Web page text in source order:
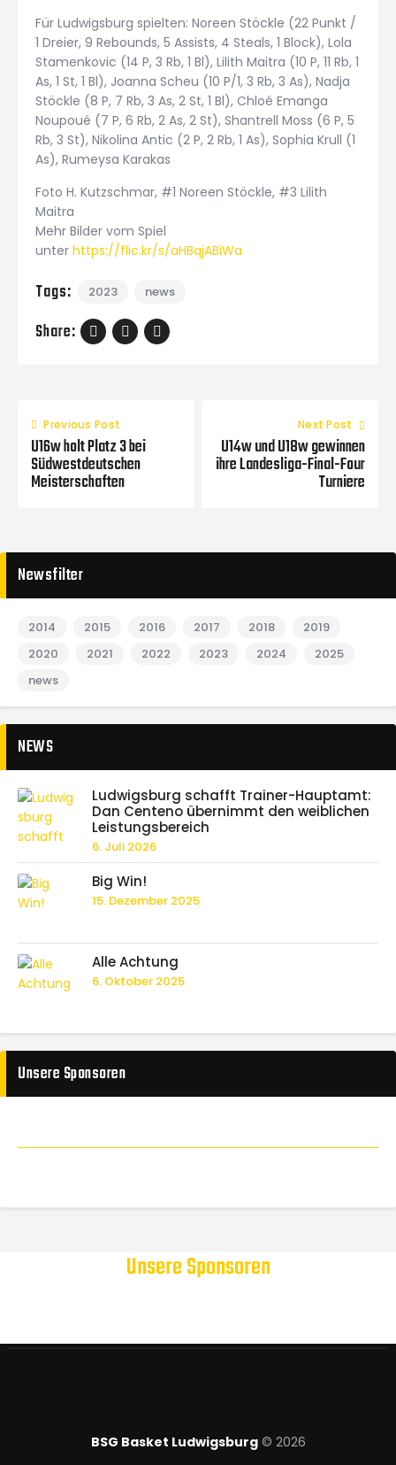
Für Ludwigsburg spielten: Noreen Stöckle (22 Punkt /
1 Dreier, 9 Rebounds, 5 Assists, 4 Steals, 1 Block), Lola
Stamenkovic (14 P, 3 Rb, 1 Bl), Lilith Maitra (10 P, 11 Rb, 1
As, 1 St, 1 Bl), Joanna Scheu (10 P/1, 3 Rb, 3 As), Nadja
Stöckle (8 P, 7 Rb, 3 As, 2 St, 1 Bl), Chloé Emanga
Noupoué (7 P, 6 Rb, 2 As, 2 St), Shantrell Moss (6 P, 5
Rb, 3 St), Nikolina Antic (2 P, 2 Rb, 1 As), Sophia Krull (1
As), Rumeysa Karakas
Foto H. Kutzschmar, #1 Noreen Stöckle, #3 Lilith
Maitra
Mehr Bilder vom Spiel
unter https://flic.kr/s/aHBqjABiWa
Tags: 2023 news
Share:
Previous Post
U16w holt Platz 3 bei
Südwestdeutschen
Meisterschaften
Next Post
U14w und U18w gewinnen
ihre Landesliga-Final-Four
Turniere
Newsfilter
2014 2015 2016 2017 2018
2019
2020
2021 2022 2023 2024
2025
news
NEWS
Ludwigsburg schafft Trainer-Hauptamt:
Dan Centeno übernimmt den weiblichen
Leistungsbereich
6. Juli 2026
Big Win!
15. Dezember 2025
Alle Achtung
6. Oktober 2025
Unsere Sponsoren
Unsere Sponsoren
BSG Basket Ludwigsburg© 2026